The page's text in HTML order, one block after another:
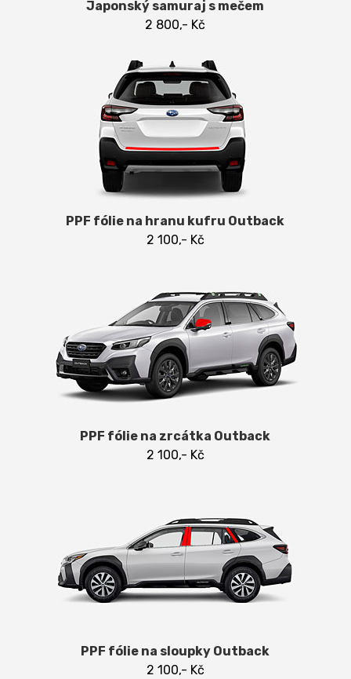
Japonský samuraj s mečem
2 800,- Kč
PPF fólie na hranu kufru Outback
2 100,- Kč
PPF fólie na zrcátka Outback
2 100,- Kč
PPF fólie na sloupky Outback
2 100,- Kč